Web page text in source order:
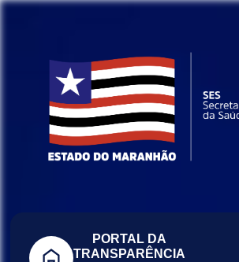
PORTAL DA
TRANSPARÊNCIA